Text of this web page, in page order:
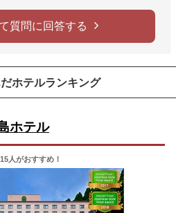
質問に回答する
ホテルランキング
ホテル
人がおすすめ！